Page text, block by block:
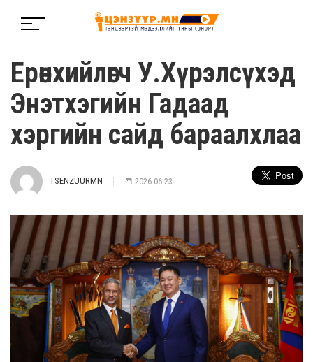
Ерөнхийлөгч У.Хүрэлсүхэд
Энэтхэгийн Гадаад
хэргийн сайд бараалхлаа
TSENZUURMN 2026-06-23